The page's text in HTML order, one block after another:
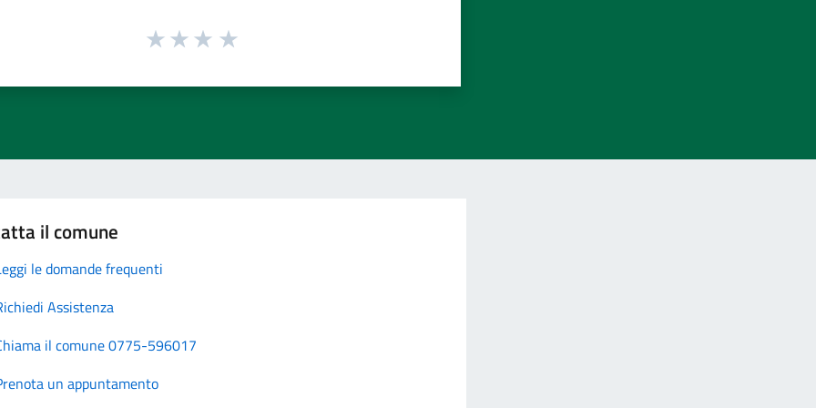
il comune
le domande frequenti
Assistenza
il comune 0775-596017
un appuntamento